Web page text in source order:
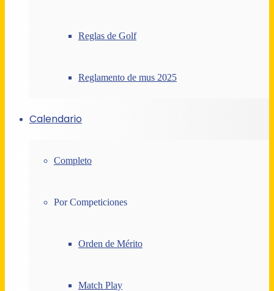
Reglas de Golf
Reglamento de mus 2025
Calendario
Completo
Por Competiciones
Orden de Mérito
Match Play